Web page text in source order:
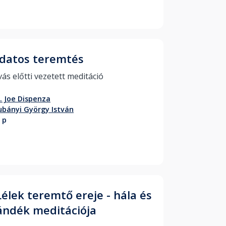
teremtés
Joe Dispenza
György István
p
teremtő ereje - hála és
meditációja